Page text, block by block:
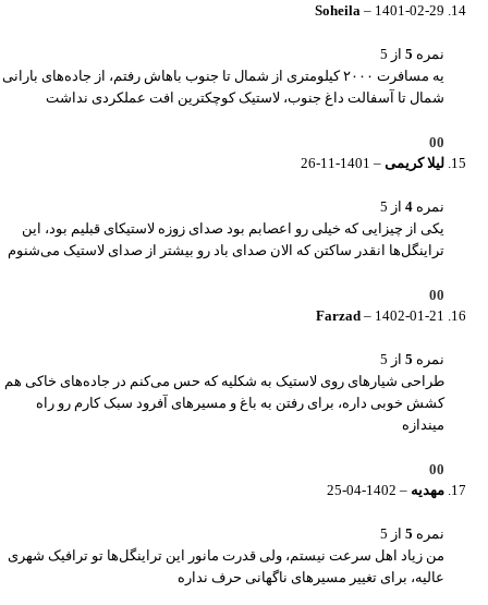
Soheila – 1401-02-29
نمره 5 از 5
یه مسافرت ۲۰۰۰ کیلومتری از شمال تا جنوب باهاش رفتم، از جاده‌های بارانی
شمال تا آسفالت داغ جنوب، لاستیک کوچکترین افت عملکردی نداشت
0
0
لیلا کریمی –
1401-11-26
نمره 4 از 5
یکی از چیزایی که خیلی رو اعصابم بود صدای زوزه لاستیکای قبلیم بود، این
تراینگل‌ها انقدر ساکتن که الان صدای باد رو بیشتر از صدای لاستیک می‌شنوم
0
0
Farzad – 1402-01-21
نمره 5 از 5
طراحی شیارهای روی لاستیک به شکلیه که حس می‌کنم در جاده‌های خاکی هم
کشش خوبی داره، برای رفتن به باغ و مسیرهای آفرود سبک کارم رو راه
میندازه
0
0
مهدیه –
1402-04-25
نمره 5 از 5
من زیاد اهل سرعت نیستم، ولی قدرت مانور این تراینگل‌ها تو ترافیک شهری
عالیه، برای تغییر مسیرهای ناگهانی حرف نداره